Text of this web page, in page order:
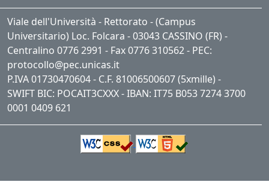
Viale dell'Università - Rettorato - (Campus
Universitario) Loc. Folcara - 03043 CASSINO (FR) -
Centralino 0776 2991 - Fax 0776 310562 - PEC:
protocollo@pec.unicas.it
P.IVA 01730470604 - C.F. 81006500607 (5xmille) -
SWIFT BIC: POCAIT3CXXX - IBAN: IT75 B053 7274 3700
0001 0409 621